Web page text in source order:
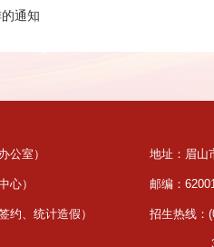
通知
公室）
）
统计造假）
地址：眉山
邮编：
招生热线：